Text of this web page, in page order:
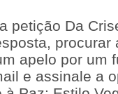
petição Da
procurar
apelo por um
e assinale a